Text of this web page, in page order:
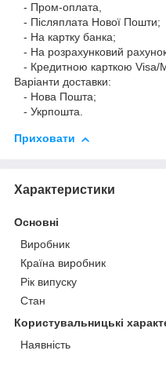
- Пром-оплата,
- Післяплата Нової Пошти;
- На картку банка;
- На розрахунковий
- Кредитною карткою Visa/
Варіанти доставки:
- Нова Пошта;
- Укрпошта.
Приховати
Характеристики
Основні
Виробник
Країна виробник
Рік випуску
Стан
Користувальницькі
Наявність